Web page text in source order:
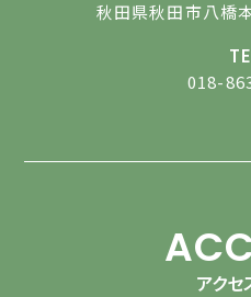
秋田県秋田市八橋
018-
アク